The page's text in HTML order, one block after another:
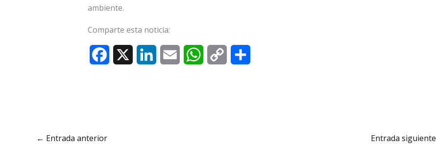
ambiente.
Comparte esta noticia:
W
← Entrada anterior Entrada siguiente